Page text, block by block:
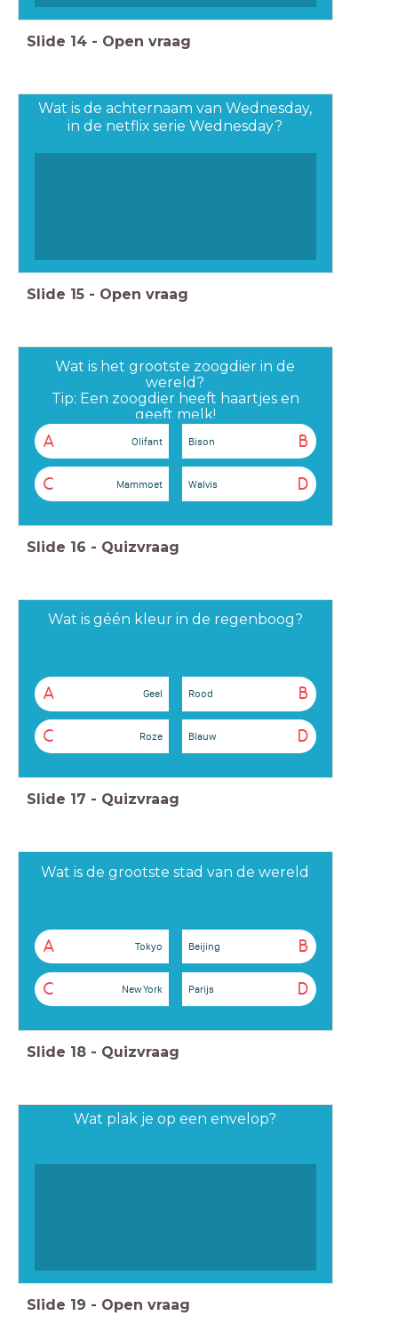
Slide 14 - Open vraag
Wat is de achternaam van Wednesday,
in de netflix serie Wednesday?
Slide 15 - Open vraag
Wat is het grootste zoogdier in de
wereld?
Tip: Een zoogdier heeft haartjes en
geeft melk!
A Olifant B
Bison
C Mammoet D
Walvis
Slide 16 - Quizvraag
Wat is géén kleur in de regenboog?
A Geel B
Rood
C Roze D
Blauw
Slide 17 - Quizvraag
Wat is de grootste stad van de wereld
A Tokyo B
Beijing
C New York D
Parijs
Slide 18 - Quizvraag
Wat plak je op een envelop?
Slide 19 - Open vraag